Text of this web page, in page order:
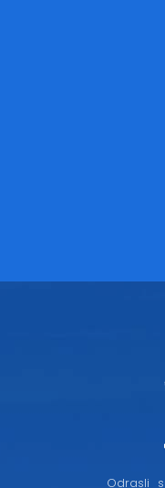
Odrasli